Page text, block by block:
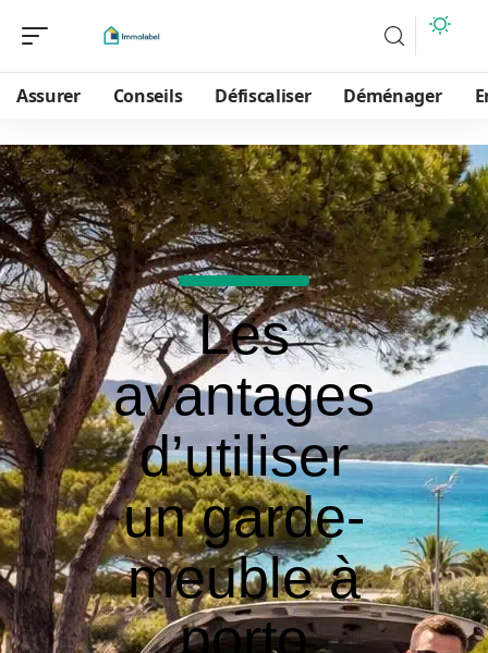
Assurer Conseils Défiscaliser Déménager
Les
avantages
d’utiliser
un garde-
meuble à
porto